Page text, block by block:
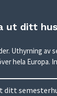
ut ditt
Uthyrning av
hela Europa.
ditt